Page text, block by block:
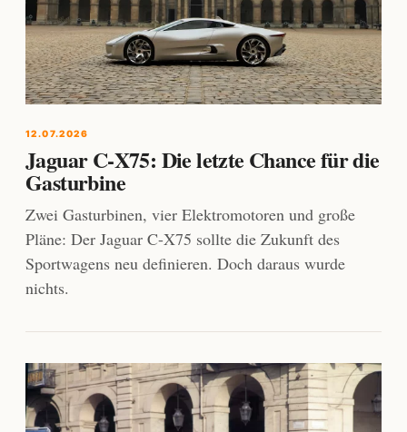
12.07.2026
Jaguar C-X75: Die letzte Chance für die
Gasturbine
Zwei Gasturbinen, vier Elektromotoren und große
Pläne: Der Jaguar C-X75 sollte die Zukunft des
Sportwagens neu definieren. Doch daraus wurde
nichts.